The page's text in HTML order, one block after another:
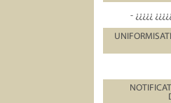
- ¿¿¿¿¿